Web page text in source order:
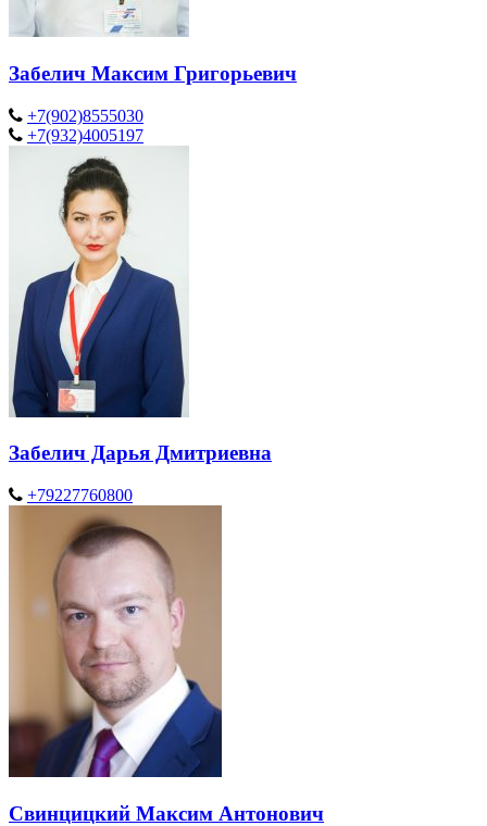
Забелич Максим Григорьевич
+7(902)8555030
+7(932)4005197
Забелич Дарья Дмитриевна
+79227760800
Свинцицкий Максим Антонович